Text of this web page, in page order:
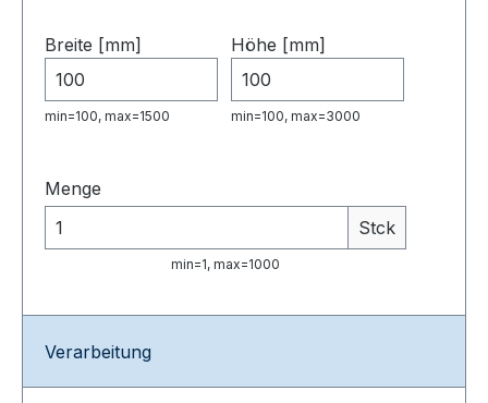
Breite [mm] Höhe [mm]
min=100, max=1500 min=100, max=3000
Menge
Stck
min=1, max=1000
Verarbeitung